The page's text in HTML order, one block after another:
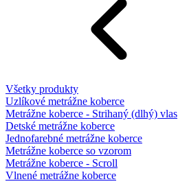
Všetky produkty
Uzlíkové metrážne koberce
Metrážne koberce - Strihaný (dlhý) vlas
Detské metrážne koberce
Jednofarebné metrážne koberce
Metrážne koberce so vzorom
Metrážne koberce - Scroll
Vlnené metrážne koberce